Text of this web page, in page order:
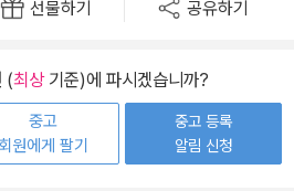
선물하기 공유하기
(최상기준)에 파시겠습니까?
중고
회원에게 팔기
중고 등록
알림 신청